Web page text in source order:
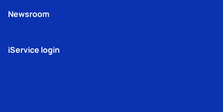
Newsroom
iService login